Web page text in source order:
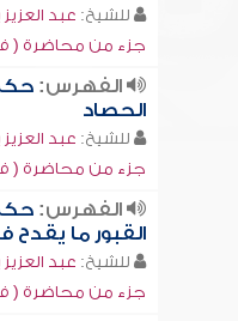
للشيخ: عبد العزيز
جزء من محاضرة (
الفهرس:
الحصاد
للشيخ: عبد العزيز
جزء من محاضرة (
الفهرس:
القبور ما يقدح
للشيخ: عبد العزيز
جزء من محاضرة (